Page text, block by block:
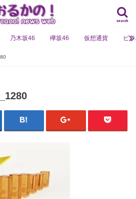
search
乃木坂46 欅坂46 仮想通貨 ビ